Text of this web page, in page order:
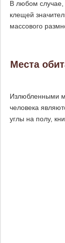
В любом
клещей
массового
Места
Излюбленными
человека
углы на полу,